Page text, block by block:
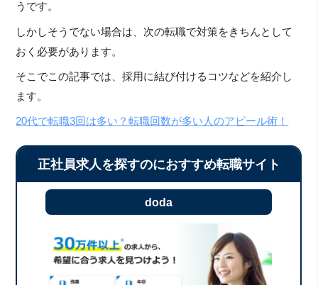
うです。
しかしそうでない場合は、次の転職で対策をきちんとして
おく必要があります。
そこでこの記事では、採用に結び付けるコツなどを紹介し
ます。
20代で転職3回は多い？転職回数が多い人のアピール術！
正社員求人を探すのにおすすめ転職サイト
doda